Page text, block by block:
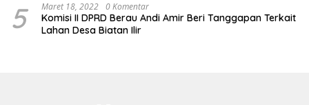
5 Maret 18, 2022 0 Komentar
Komisi II DPRD Berau Andi Amir Beri Tanggapan Terkait
Lahan Desa Biatan Ilir